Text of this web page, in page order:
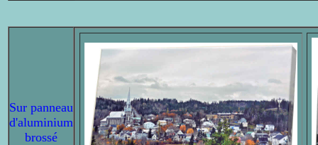
Sur panneau
d'aluminium
brossé